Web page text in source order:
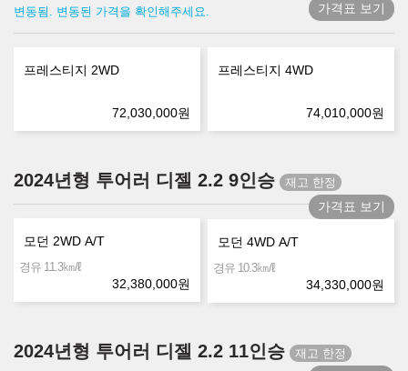
변동됨. 변동된 가격을 확인해주세요.
가격표 보기
프레스티지 2WD
72,030,000원
프레스티지 4WD
74,010,000원
2024년형 투어러 디젤 2.2 9인승
가격표 보기
모던 2WD A/T
경유 11.3㎞/ℓ
32,380,000원
모던 4WD A/T
경유 10.3㎞/ℓ
34,330,000원
2024년형 투어러 디젤 2.2 11인승